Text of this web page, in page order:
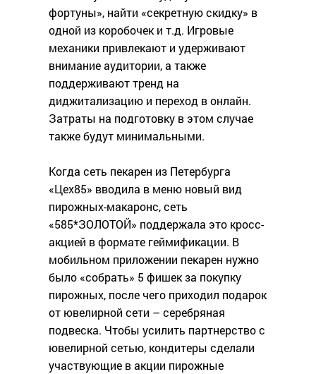
фортуны», найти «секретную скидку» в
одной из коробочек и т.д. Игровые
механики привлекают и удерживают
внимание аудитории, а также
поддерживают тренд на
диджитализацию и переход в онлайн.
Затраты на подготовку в этом случае
также будут минимальными.
Когда сеть пекарен из Петербурга
«Цех85» вводила в меню новый вид
пирожных-макаронс, сеть
«585*ЗОЛОТОЙ» поддержала это кросс-
акцией в формате геймификации. В
мобильном приложении пекарен нужно
было «собрать» 5 фишек за покупку
пирожных, после чего приходил подарок
от ювелирной сети – серебряная
подвеска. Чтобы усилить партнерство с
ювелирной сетью, кондитеры сделали
участвующие в акции пирожные